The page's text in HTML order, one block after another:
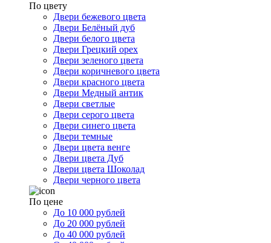
По цвету
Двери бежевого цвета
Двери Белёный дуб
Двери белого цвета
Двери Грецкий орех
Двери зеленого цвета
Двери коричневого цвета
Двери красного цвета
Двери Медный антик
Двери светлые
Двери серого цвета
Двери синего цвета
Двери темные
Двери цвета венге
Двери цвета Дуб
Двери цвета Шоколад
Двери черного цвета
По цене
До 10 000 рублей
До 20 000 рублей
До 40 000 рублей